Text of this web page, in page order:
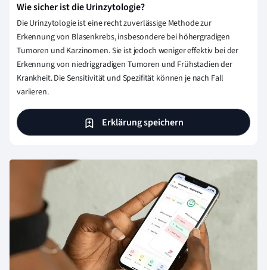
Wie sicher ist die Urinzytologie?
Die Urinzytologie ist eine recht zuverlässige Methode zur
Erkennung von Blasenkrebs, insbesondere bei höhergradigen
Tumoren und Karzinomen. Sie ist jedoch weniger effektiv bei der
Erkennung von niedriggradigen Tumoren und Frühstadien der
Krankheit. Die Sensitivität und Spezifität können je nach Fall
variieren.
Erklärung speichern